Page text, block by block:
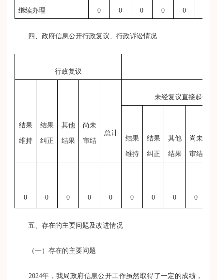
继续办理 0 0 0 0 0
四、政府信息公开行政复议、行政诉讼情况
行政复议
结果
维持
结果
纠正
其他
结果
尚未
审结
总计
未经复议直接起诉
结果
维持
结果
纠正
其他
结果
尚未
审结
0 0 0 0 0 0 0 0 0
五、存在的主要问题及改进情况
（一）存在的主要问题
2024年，我局政府信息公开工作虽然取得了一定的成绩，